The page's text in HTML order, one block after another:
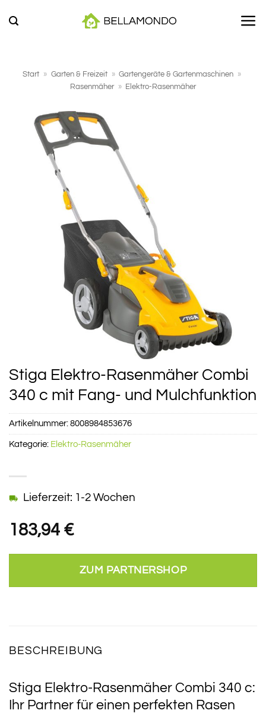
Inhalt
Start » Garten & Freizeit » Gartengeräte & Gartenmaschinen »
Rasenmäher
» Elektro-Rasenmäher
Stiga Elektro-Rasenmäher Combi
340 c mit Fang- und Mulchfunktion
183,94 €
Lieferzeit: 1-2 Wochen
ZUM PARTNERSHOP
Artikelnummer: 8008984853676
Kategorie: Elektro-Rasenmäher
BESCHREIBUNG
Stiga Elektro-Rasenmäher Combi 340 c:
Ihr Partner für einen perfekten Rasen